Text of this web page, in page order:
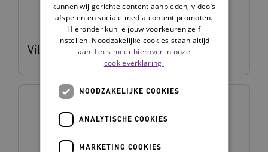
Vilans Hulpmiddelenwijzer
kunnen wij gerichte content aanbieden, video’s
afspelen en sociale media content promoten.
Hieronder kun je jouw voorkeuren zelf
instellen. Noodzakelijke cookies staan altijd
aan. Lees meer hierover in onze
cookieverklaring.
NOODZAKELIJKE COOKIES
ANALYTISCHE COOKIES
MARKETING COOKIES